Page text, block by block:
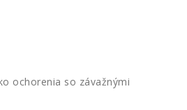
ochorenia so závažnými